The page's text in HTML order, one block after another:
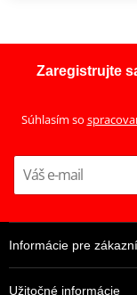
Zaregistrujte
Súhlasím so
Informácie pre
Užitočné informácie